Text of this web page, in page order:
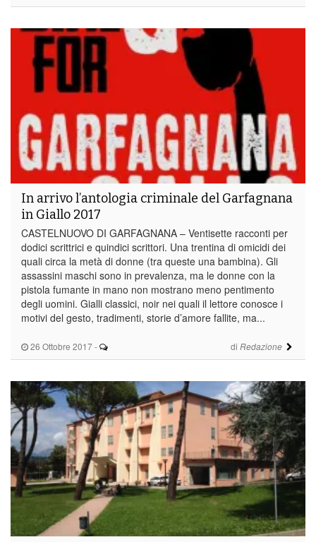
26 Ottobre 2017 - di Redazione
In arrivo l’antologia criminale del Garfagnana
in Giallo 2017
CASTELNUOVO DI GARFAGNANA – Ventisette racconti per
dodici scrittrici e quindici scrittori. Una trentina di omicidi dei
quali circa la metà di donne (tra queste una bambina). Gli
assassini maschi sono in prevalenza, ma le donne con la
pistola fumante in mano non mostrano meno pentimento
degli uomini. Gialli classici, noir nei quali il lettore conosce i
motivi del gesto, tradimenti, storie d’amore fallite, ma...